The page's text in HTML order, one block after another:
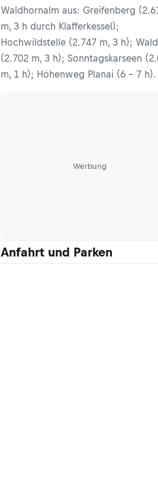
Waldhornalm aus: Greifenberg
m, 3 h durch Klafferkessel);
Hochwildstelle (2.747 m, 3 h);
(2.702 m, 3 h); Sonntagskarseen
m, 1 h); Höhenweg Planai (6 - 7 h).
Werbung
Anfahrt und Parken